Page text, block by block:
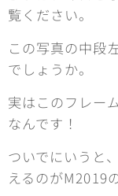
覧ください。
この写真の中段
でしょうか。
実はこのフレー
なんです！
ついでにいうと
えるのがM2019